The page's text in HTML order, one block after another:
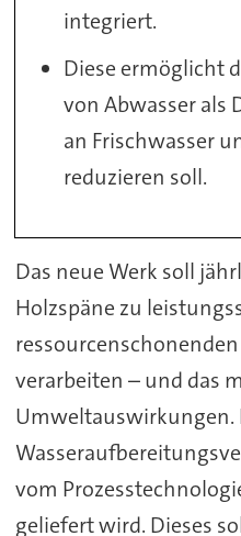
integriert.
Diese ermöglicht
von Abwasser als
an Frischwasser
reduzieren soll.
Das neue Werk soll
Holzspäne zu
verarbeiten – und das
Umweltauswirkungen.
vom
geliefert wird. Dieses